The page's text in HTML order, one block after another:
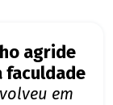
agride
faculdade
em